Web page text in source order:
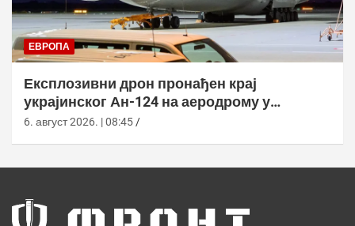
ЕВРОПА
Експлозивни дрон пронађен крај
украјинског Ан-124 на аеродрому у
Лајпцигу
6. август 2026. | 08:45